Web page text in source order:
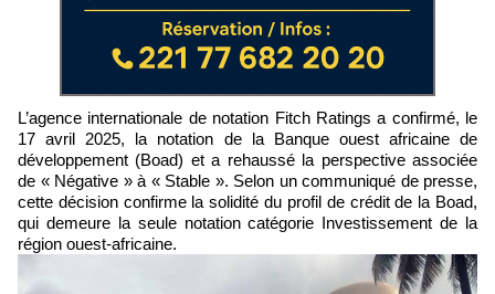
L’agence internationale de notation Fitch Ratings a confirmé, le
17 avril 2025, la notation de la Banque ouest africaine de
développement (Boad) et a rehaussé la perspective associée
de « Négative » à « Stable ». Selon un communiqué de presse,
cette décision confirme la solidité du profil de crédit de la Boad,
qui demeure la seule notation catégorie Investissement de la
région ouest-africaine.